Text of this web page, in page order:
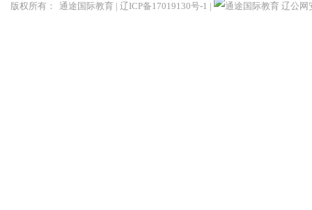
版权所有： 通途国际教育 | 辽ICP备17019130号-1 | 辽公网